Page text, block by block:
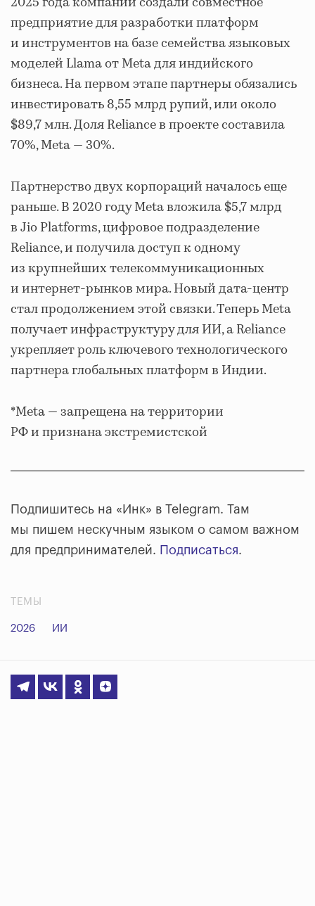
предприятие для разработки платформ
и инструментов на базе семейства языковых
моделей Llama от Meta для индийского
бизнеса. На первом этапе партнеры обязались
инвестировать 8,55 млрд рупий, или около
$89,7 млн. Доля Reliance в проекте составила
70%, Meta — 30%.
Партнерство двух корпораций началось еще
раньше. В 2020 году Meta вложила $5,7 млрд
в Jio Platforms, цифровое подразделение
Reliance, и получила доступ к одному
из крупнейших телекоммуникационных
и интернет-рынков мира. Новый дата-центр
стал продолжением этой связки. Теперь Meta
получает инфраструктуру для ИИ, а Reliance
укрепляет роль ключевого технологического
партнера глобальных платформ в Индии.
*Meta — запрещена на территории
РФ и признана экстремистской
Подпишитесь на «Инк» в Telegram. Там
мы пишем нескучным языком о самом важном
для предпринимателей. Подписаться.
ТЕМЫ
2026 ИИ